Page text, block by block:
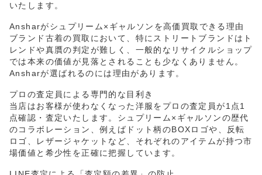
いたします。
Ansharがシュプリーム×ギャルソンを高価買取できる理由
ブランド古着の買取において、特にストリートブランドはト
レンドや真贋の判定が難しく、一般的なリサイクルショップ
では本来の価値が見落とされることも少なくありません。
Ansharが選ばれるのには理由があります。
プロの査定員による専門的な目利き
当店はお客様が使わなくなった洋服をプロの査定員が1点1
点確認・査定いたします。シュプリーム×ギャルソンの歴代
のコラボレーション、例えばドット柄のBOXロゴや、反転
ロゴ、レザージャケットなど、それぞれのアイテムが持つ市
場価値と希少性を正確に把握しています。